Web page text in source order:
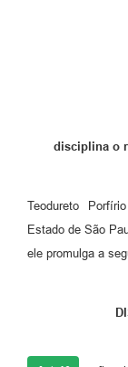
disciplina o
Teodureto
Estado de São
ele promulga a